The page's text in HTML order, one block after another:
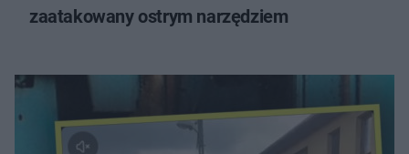
zaatakowany ostrym narzędziem